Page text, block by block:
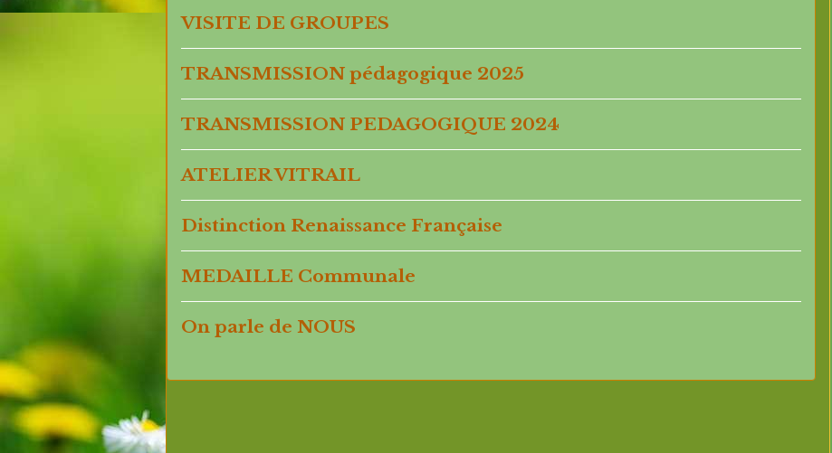
VISITE DE GROUPES
TRANSMISSION pédagogique 2025
TRANSMISSION PEDAGOGIQUE 2024
ATELIER VITRAIL
Distinction Renaissance Française
MEDAILLE Communale
On parle de NOUS